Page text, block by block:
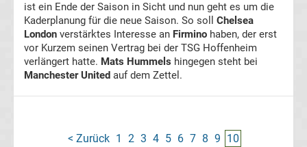
Paderborn
07
Transfergerüchte
ist ein Ende der Saison in Sicht und nun geht es um die
Kaderplanung für die neue Saison. So soll Chelsea
London verstärktes Interesse an Firmino haben, der erst
vor Kurzem seinen Vertrag bei der TSG Hoffenheim
verlängert hatte. Mats Hummels hingegen steht bei
Manchester United auf dem Zettel.
< Zurück 1 2 3 4 5 6 7 8 9 10